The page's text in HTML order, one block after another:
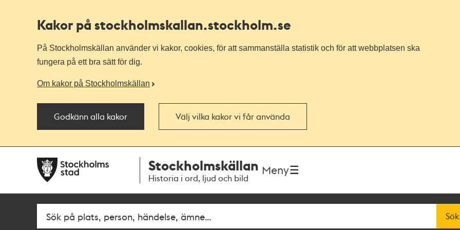
Kakor på stockholmskallan.stockholm.se
På Stockholmskällan använder vi kakor, cookies, för att sammanställa statistik och för att webbplatsen ska
fungera på ett bra sätt för dig.
Om kakor på Stockholmskällan
Godkänn alla kakor Välj vilka kakor vi får använda
navigationen
huvudinnehållet
Stockholmskällan
Historia i ord, ljud och bild
Meny
Fritextsök Sök